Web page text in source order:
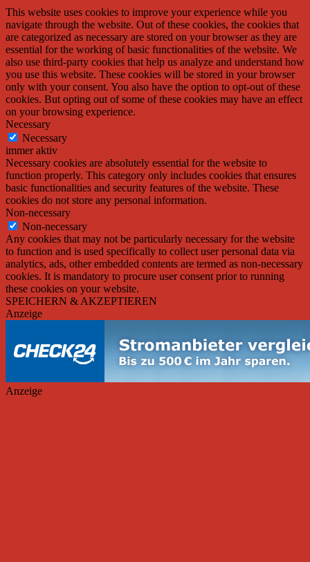
This website uses cookies to improve your experience while you
navigate through the website. Out of these cookies, the cookies that
are categorized as necessary are stored on your browser as they are
essential for the working of basic functionalities of the website. We
also use third-party cookies that help us analyze and understand how
you use this website. These cookies will be stored in your browser
only with your consent. You also have the option to opt-out of these
cookies. But opting out of some of these cookies may have an effect
on your browsing experience.
Necessary
Necessary
immer aktiv
Necessary cookies are absolutely essential for the website to
function properly. This category only includes cookies that ensures
basic functionalities and security features of the website. These
cookies do not store any personal information.
Non-necessary
Non-necessary
Any cookies that may not be particularly necessary for the website
to function and is used specifically to collect user personal data via
analytics, ads, other embedded contents are termed as non-necessary
cookies. It is mandatory to procure user consent prior to running
these cookies on your website.
SPEICHERN & AKZEPTIEREN
Anzeige
Anzeige